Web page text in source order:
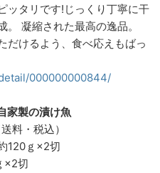
ッタリです!じっくり丁寧に干
凝縮された最高の逸品。
だけるよう、食べ応えもばっ
000000000844/
家製の漬け魚
・税込）
120ｇ×2切
×2切